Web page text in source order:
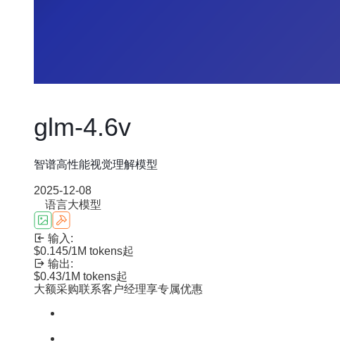
glm-4.6v
智谱高性能视觉理解模型
2025-12-08
语言大模型
输入:
$0.145/1M tokens起
输出:
$0.43/1M tokens起
大额采购联系客户经理享专属优惠